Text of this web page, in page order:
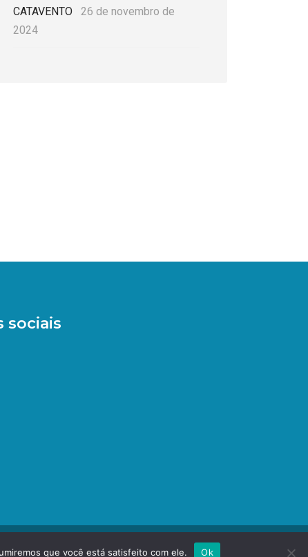
CATAVENTO
26 de novembro de
2024
sociais
que você está satisfeito com ele. Ok